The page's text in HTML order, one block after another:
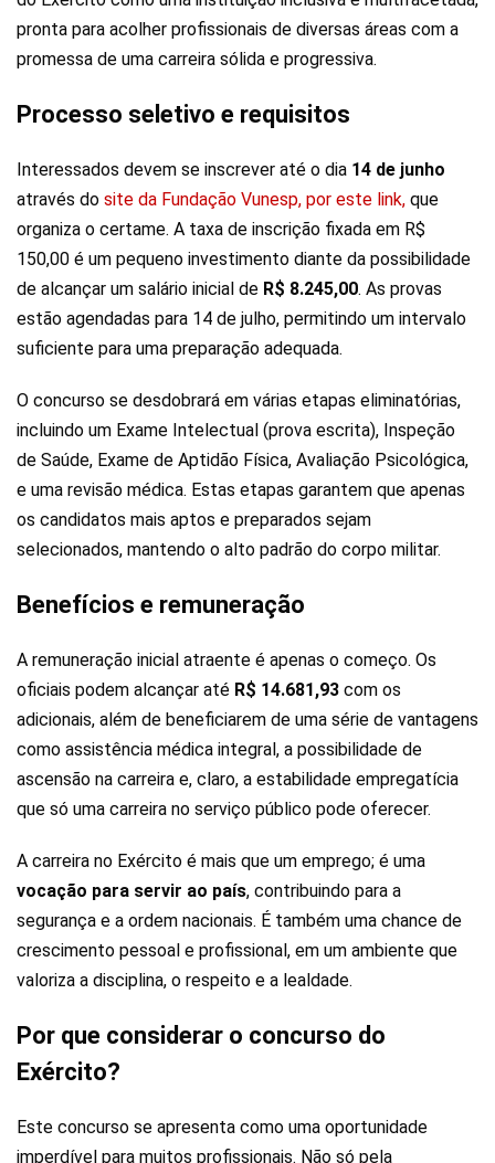
pronta para acolher profissionais de diversas áreas com a
promessa de uma carreira sólida e progressiva.
Processo seletivo e requisitos
Interessados devem se inscrever até o dia 14 de junho
através do site da Fundação Vunesp, por este link, que
organiza o certame. A taxa de inscrição fixada em R$
150,00 é um pequeno investimento diante da possibilidade
de alcançar um salário inicial de R$ 8.245,00. As provas
estão agendadas para 14 de julho, permitindo um intervalo
suficiente para uma preparação adequada.
O concurso se desdobrará em várias etapas eliminatórias,
incluindo um Exame Intelectual (prova escrita), Inspeção
de Saúde, Exame de Aptidão Física, Avaliação Psicológica,
e uma revisão médica. Estas etapas garantem que apenas
os candidatos mais aptos e preparados sejam
selecionados, mantendo o alto padrão do corpo militar.
Benefícios e remuneração
A remuneração inicial atraente é apenas o começo. Os
oficiais podem alcançar até R$ 14.681,93 com os
adicionais, além de beneficiarem de uma série de vantagens
como assistência médica integral, a possibilidade de
ascensão na carreira e, claro, a estabilidade empregatícia
que só uma carreira no serviço público pode oferecer.
A carreira no Exército é mais que um emprego; é uma
vocação para servir ao país, contribuindo para a
segurança e a ordem nacionais. É também uma chance de
crescimento pessoal e profissional, em um ambiente que
valoriza a disciplina, o respeito e a lealdade.
Por que considerar o concurso do
Exército?
Este concurso se apresenta como uma oportunidade
imperdível para muitos profissionais. Não só pela